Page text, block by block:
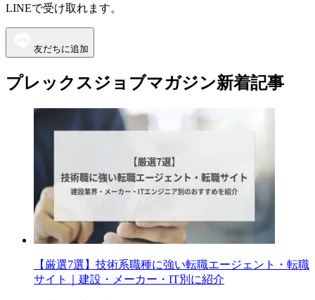
LINEで受け取れます。
友だちに追加
プレックスジョブマガジン新着記事
【厳選7選】技術系職種に強い転職エージェント・転職
サイト｜建設・メーカー・IT別に紹介